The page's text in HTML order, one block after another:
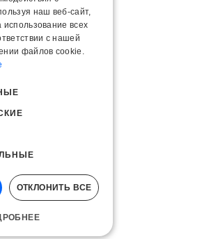
наш веб-сайт,
всех
с нашей
файлов cookie.
ОТКЛОНИТЬ ВСЕ